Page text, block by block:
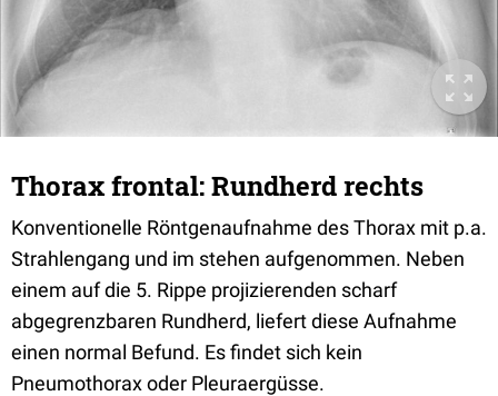
Thorax frontal: Rundherd rechts
Konventionelle Röntgenaufnahme des Thorax mit p.a.
Strahlengang und im stehen aufgenommen. Neben
einem auf die 5. Rippe projizierenden scharf
abgegrenzbaren Rundherd, liefert diese Aufnahme
einen normal Befund. Es findet sich kein
Pneumothorax oder Pleuraergüsse.